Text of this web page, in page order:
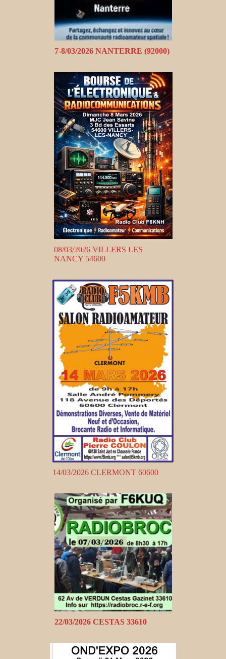
7-8/03/2026 NANTERRE (92000)
08/03/2026 VILLERS LES
NANCY 54600
14/03/2026 CLERMONT 60600
22/03/2026 CESTAS 33610